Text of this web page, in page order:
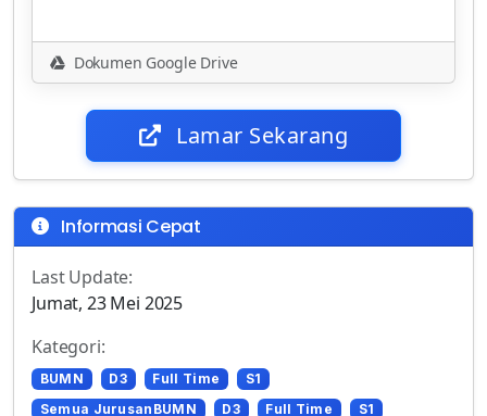
Dokumen Google Drive
Lamar Sekarang
Informasi Cepat
Last Update:
Jumat, 23 Mei 2025
Kategori:
BUMN D3 Full Time
S1
Semua JurusanBUMN
D3 Full Time
S1